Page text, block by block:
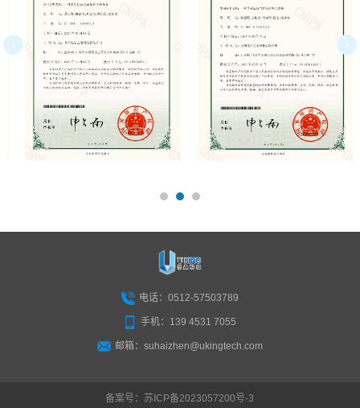
prev
电话：0512-57503789
手机：139 4531 7055
邮箱：suhaizhen@ukingtech.com
备案号： 苏ICP备2023057200号-3